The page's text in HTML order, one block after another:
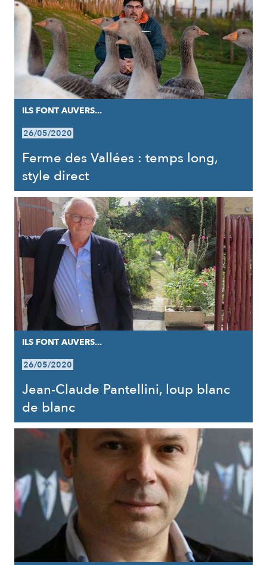
ILS FONT AUVERS...
26/05/2020
Ferme des Vallées : temps long,
style direct
ILS FONT AUVERS...
26/05/2020
Jean-Claude Pantellini, loup blanc
de blanc